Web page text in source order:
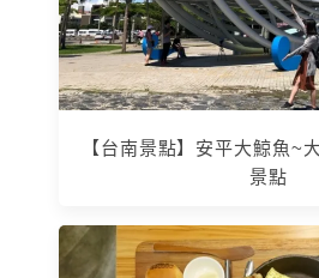
【台南景點】安平大鯨魚~
景點